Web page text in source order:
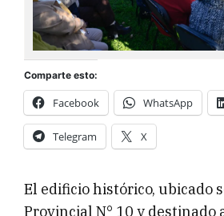
Comparte esto:
Facebook WhatsApp
Telegram X
El edificio histórico, ubicado
Provincial N° 10 y destinado